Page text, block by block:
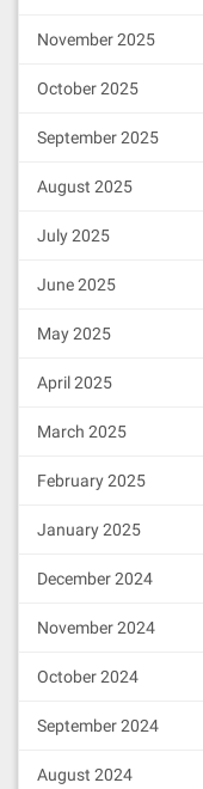
November 2025
October 2025
September 2025
August 2025
July 2025
June 2025
May 2025
April 2025
March 2025
February 2025
January 2025
December 2024
November 2024
October 2024
September 2024
August 2024